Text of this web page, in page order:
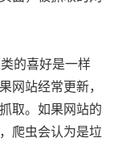
的喜好是一样
网站经常更新，
取。如果网站的
爬虫会认为是垃